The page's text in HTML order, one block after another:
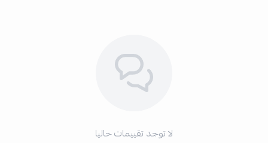
لا توجد تقييمات حاليا